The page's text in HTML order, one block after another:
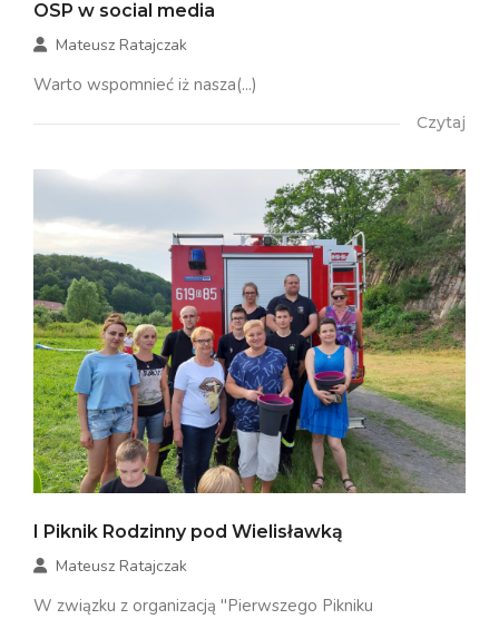
OSP w social media
Mateusz Ratajczak
Warto wspomnieć iż nasza(...)
Czytaj
I Piknik Rodzinny pod Wielisławką
Mateusz Ratajczak
W związku z organizacją "Pierwszego Pikniku